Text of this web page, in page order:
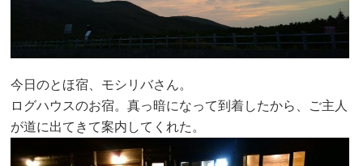
今日のとほ宿、モシリバさん。
ログハウスのお宿。真っ暗になって到着したから、ご主人
が道に出てきて案内してくれた。